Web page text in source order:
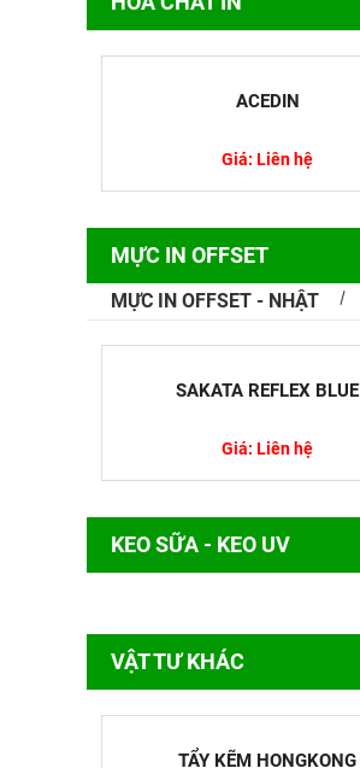
ACEDIN
Giá: Liên hệ
MỰC IN OFFSET
MỰC IN OFFSET - NHẬT
SAKATA REFLEX BLUE
Giá: Liên hệ
KEO SỮA - KEO UV
VẬT TƯ KHÁC
TẨY KẼM HONGKONG